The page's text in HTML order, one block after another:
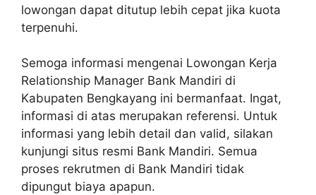
lowongan dapat ditutup lebih cepat jika kuota
terpenuhi.
Semoga informasi mengenai Lowongan Kerja
Relationship Manager Bank Mandiri di
Kabupaten Bengkayang ini bermanfaat. Ingat,
informasi di atas merupakan referensi. Untuk
informasi yang lebih detail dan valid, silakan
kunjungi situs resmi Bank Mandiri. Semua
proses rekrutmen di Bank Mandiri tidak
dipungut biaya apapun.